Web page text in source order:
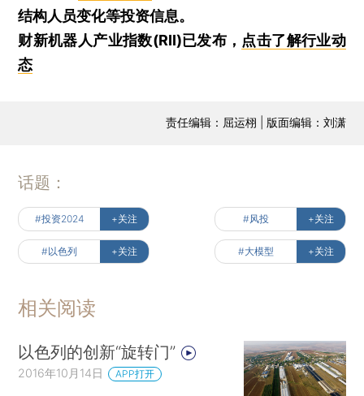
结构人员变化等投资信息。
财新机器人产业指数(RII)已发布， 点击了解行业动
态
责任编辑：屈运栩 | 版面编辑：刘潇
话题：
#投资2024 +关注 #风投 +关注
#以色列 +关注 #大模型 +关注
相关阅读
以色列的创新“旋转门”
2016年10月14日 APP打开